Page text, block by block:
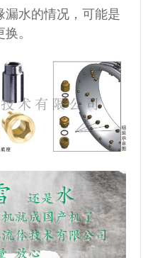
漏水的情况，可能是
。